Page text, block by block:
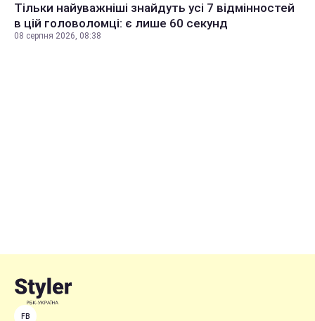
Тільки найуважніші знайдуть усі 7 відмінностей
в цій головоломці: є лише 60 секунд
08 серпня 2026, 08:38
FB